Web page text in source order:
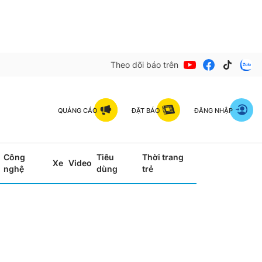
Theo dõi báo trên
QUẢNG CÁO ĐẶT BÁO ĐĂNG NHẬP
Công
nghệ
Xe Video
Tiêu
dùng
Thời trang
trẻ